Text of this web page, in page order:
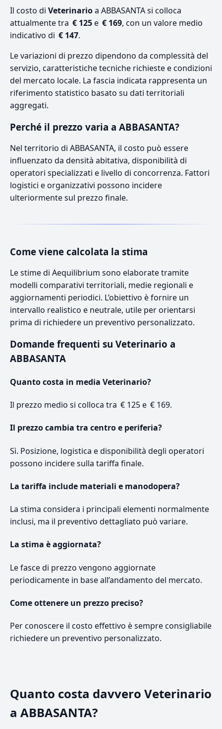
Il costo di Veterinarioa ABBASANTA si colloca
attualmente tra € 125e € 169, con un valore medio
indicativo di € 147.
Le variazioni di prezzo dipendono da complessità del
servizio, caratteristiche tecniche richieste e condizioni
del mercato locale. La fascia indicata rappresenta un
riferimento statistico basato su dati territoriali
aggregati.
Perché il prezzo varia a ABBASANTA?
Nel territorio di ABBASANTA, il costo può essere
influenzato da densità abitativa, disponibilità di
operatori specializzati e livello di concorrenza. Fattori
logistici e organizzativi possono incidere
ulteriormente sul prezzo finale.
Come viene calcolata la stima
Le stime di Aequilibrium sono elaborate tramite
modelli comparativi territoriali, medie regionali e
aggiornamenti periodici. L’obiettivo è fornire un
intervallo realistico e neutrale, utile per orientarsi
prima di richiedere un preventivo personalizzato.
Domande frequenti su Veterinario a
ABBASANTA
Quanto costa in media Veterinario?
Il prezzo medio si colloca tra € 125 e € 169.
Il prezzo cambia tra centro e periferia?
Sì. Posizione, logistica e disponibilità degli operatori
possono incidere sulla tariffa finale.
La tariffa include materiali e manodopera?
La stima considera i principali elementi normalmente
inclusi, ma il preventivo dettagliato può variare.
La stima è aggiornata?
Le fasce di prezzo vengono aggiornate
periodicamente in base all’andamento del mercato.
Come ottenere un prezzo preciso?
Per conoscere il costo effettivo è sempre consigliabile
richiedere un preventivo personalizzato.
Quanto costa davvero Veterinario
a ABBASANTA?